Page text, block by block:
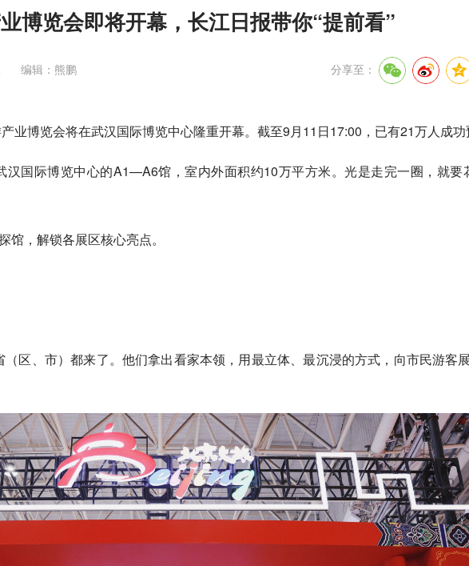
博览会即将开幕，长江日报带你“提前看”
编辑：熊鹏 分享至：
业博览会将在武汉国际博览中心隆重开幕。截至9月11日17:00，已有21万人成
汉国际博览中心的A1—A6馆，室内外面积约10万平方米。光是走完一圈，就要
，解锁各展区核心亮点。
区、市）都来了。他们拿出看家本领，用最立体、最沉浸的方式，向市民游客